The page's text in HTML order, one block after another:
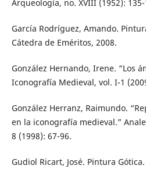
Arqueología, no. XVIII (1952): 135-
García Rodríguez, Amando.
Cátedra de Eméritos, 2008.
González Hernando, Irene. “Los
Iconografía Medieval, vol. I-1
González Herranz, Raimundo.
en la iconografía medieval.”
8 (1998): 67-96.
Gudiol Ricart, José. Pintura